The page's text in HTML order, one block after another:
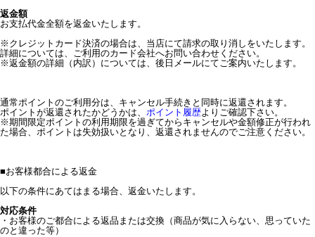
返金額
お支払代金全額を返金いたします。
※クレジットカード決済の場合は、当店にて請求の取り消しをいたします。
詳細については、ご利用のカード会社へお問い合わせください。
※返金額の詳細（内訳）については、後日メールにてご案内いたします。
通常ポイントのご利用分は、キャンセル手続きと同時に返還されます。
ポイントが返還されたかどうかは、 ポイント履歴よりご確認下さい。
※期間限定ポイントの利用期限を過ぎてからキャンセルや金額修正が行われ
た場合、ポイントは失効扱いとなり、返還されませんのでご注意ください。
■お客様都合による返金
以下の条件にあてはまる場合、返金いたします。
対応条件
・お客様のご都合による返品または交換（商品が気に入らない、思っていた
のと違った等）